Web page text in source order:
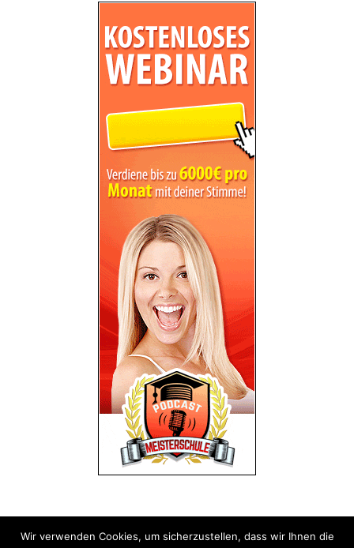
Impressum Datenschutz
Wir verwenden Cookies, um sicherzustellen, dass wir Ihnen die